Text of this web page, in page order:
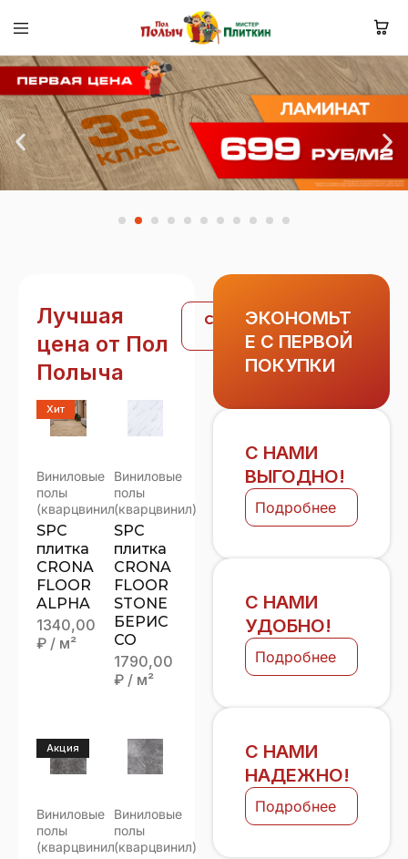
Лучшая
цена от Пол
Полыча
Смотреть
все
Хит
Виниловые
полы
(кварцвинил)
SPC
плитка
CRONA
FLOOR
ALPHA
1340,00
₽ / м²
Виниловые
полы
(кварцвинил)
SPC
плитка
CRONA
FLOOR
STONE
БЕРИС
СО
1790,00
₽ / м²
Акция
Виниловые
полы
(кварцвинил)
Виниловые
полы
(кварцвинил)
ЭКОНОМЬТ
Е С ПЕРВОЙ
ПОКУПКИ
С НАМИ
ВЫГОДНО!
Подробнее
С НАМИ
УДОБНО!
Подробнее
С НАМИ
НАДЕЖНО!
Подробнее